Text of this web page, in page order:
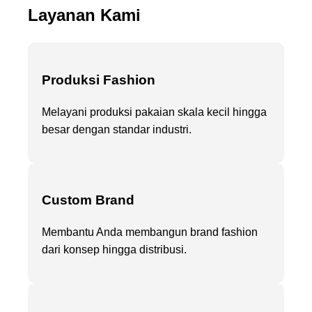
Layanan Kami
Produksi Fashion
Melayani produksi pakaian skala kecil hingga
besar dengan standar industri.
Custom Brand
Membantu Anda membangun brand fashion
dari konsep hingga distribusi.